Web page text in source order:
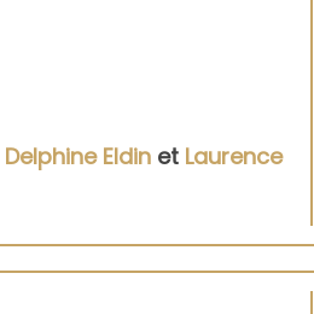
Delphine Eldin et Laurence